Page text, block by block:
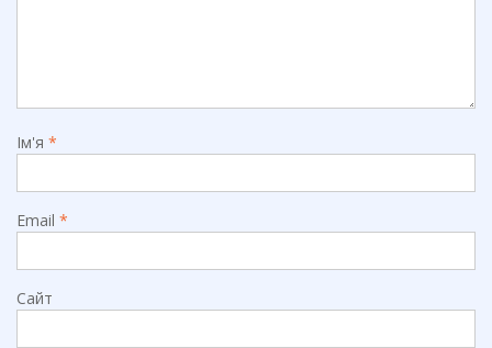
Ім'я *
Email *
Сайт